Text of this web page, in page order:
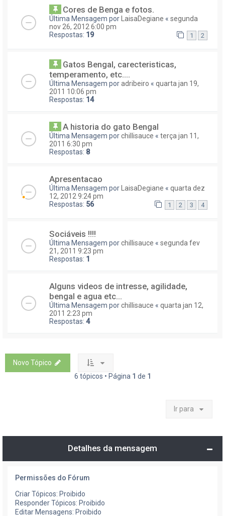
Cores de Benga e fotos.
Última Mensagem por LaisaDegiane « segunda
nov 26, 2012 6:00 pm
Respostas: 19 1 2
Gatos Bengal, carecteristicas,
temperamento, etc....
Última Mensagem poradribeiro « quarta jan 19,
2011 10:06 pm
Respostas: 14
A historia do gato Bengal
Última Mensagem porchillisauce « terça jan 11,
2011 6:30 pm
Respostas: 8
Apresentacao
Última Mensagem por LaisaDegiane « quarta dez
12, 2012 9:24 pm
Respostas: 56 1 2 3 4
Sociáveis !!!!
Última Mensagem porchillisauce « segunda fev
21, 2011 9:23 pm
Respostas: 1
Alguns videos de intresse, agilidade,
bengal e agua etc...
Última Mensagem porchillisauce « quarta jan 12,
2011 2:23 pm
Respostas: 4
Novo Tópico
6 tópicos • Página 1 de 1
Ir para
Detalhes da mensagem
Permissões do Fórum
Criar Tópicos: Proibido
Responder Tópicos: Proibido
Editar Mensagens: Proibido